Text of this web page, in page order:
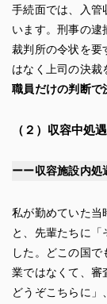
手続面では、入管
います。刑事の逮
裁判所の令状を要
はなく上司の決裁
職員だけの判断で
（２） 収容中処
ーー収容施設内処
私が勤めていた当
と、先輩たちに「
した。どこの国
業ではなくて、審
どうぞこちらに